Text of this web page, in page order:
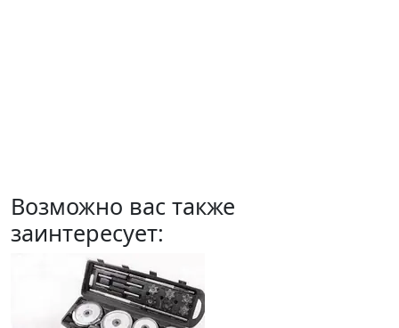
Возможно вас также
заинтересует: